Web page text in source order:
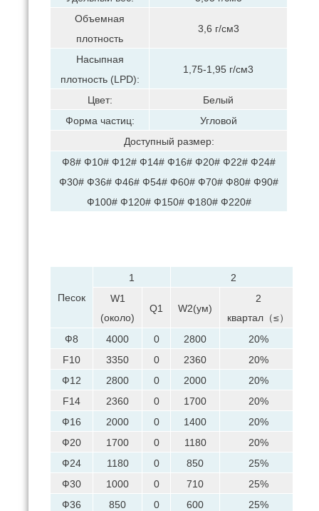
Объемная
плотность
3,6 г/см3
Насыпная
плотность (LPD):
1,75-1,95 г/см3
Цвет:
Белый
Форма частиц:
Угловой
Доступный размер:
Ф8# Ф10# Ф12# Ф14# Ф16# Ф20# Ф22# Ф24#
Ф30# Ф36# Ф46# Ф54# Ф60# Ф70# Ф80# Ф90#
Ф100# Ф120# Ф150# Ф180# Ф220#
Песок
1
2
W1
(около)
Q1 W2(ум)
2
квартал（≤）
Ф8 4000 0 2800 20%
F10
3350 0 2360 20%
Ф12
2800 0 2000 20%
F14
2360 0 1700 20%
Ф16
2000 0 1400 20%
Ф20
1700 0 1180 20%
Ф24
1180 0 850 25%
Ф30
1000 0 710 25%
Ф36
850 0 600 25%